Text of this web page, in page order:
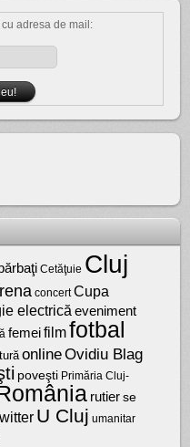
adresa de mail:
Cetăţuie Cluj
concert Cupa
electrică eveniment
femei filmfotbal
onlineOvidiu Blag
poveşti Primăria Cluj-
rutier se
U Cluj umanitar